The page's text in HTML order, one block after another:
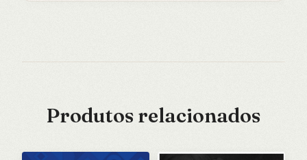
Produtos relacionados